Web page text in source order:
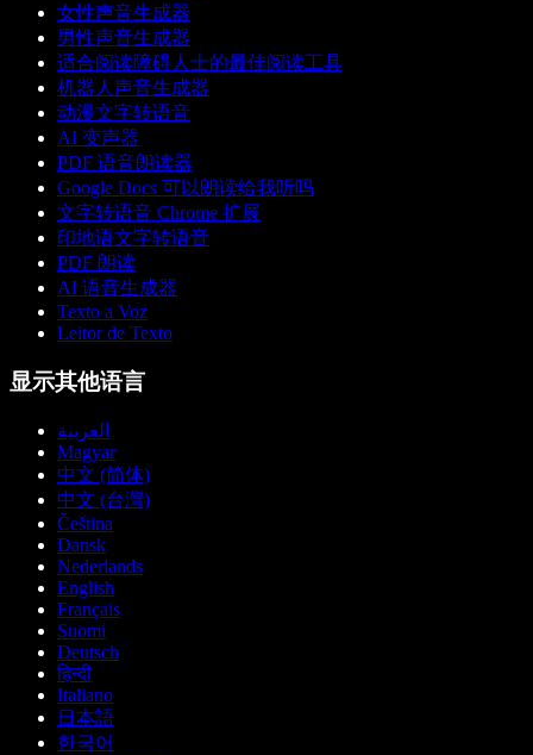
女性声音生成器
男性声音生成器
适合阅读障碍人士的最佳阅读工具
机器人声音生成器
动漫文字转语音
AI 变声器
PDF 语音朗读器
Google Docs 可以朗读给我听吗
文字转语音 Chrome 扩展
印地语文字转语音
PDF 朗读
AI 语音生成器
Texto a Voz
Leitor de Texto
显示其他语言
العربية
Magyar
中文 (简体)
中文 (台灣)
Čeština
Dansk
Nederlands
English
Français
Suomi
Deutsch
हिन्दी
Italiano
日本語
한국어